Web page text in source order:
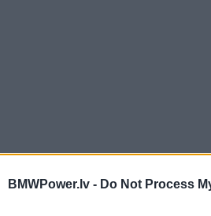
BMWPower.lv - Do Not Process